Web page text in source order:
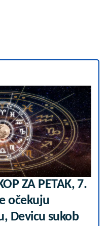
ZA PETAK, 7.
očekuju
Devicu sukob